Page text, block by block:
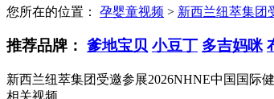
您所在的位置： 孕婴童视频 > 新西兰纽萃集团
推荐品牌： 爹地宝贝 小豆丁 多吉妈咪
新西兰纽萃集团受邀参展2026NHNE中国国际
相关视频